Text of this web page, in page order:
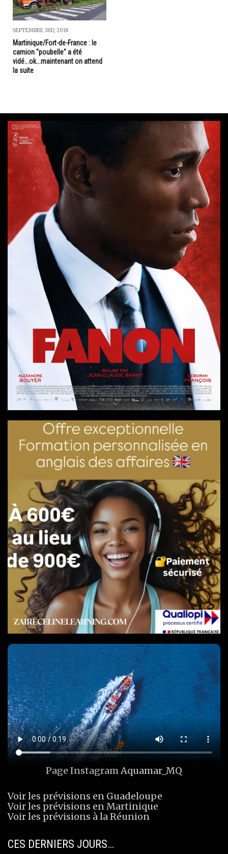
SEPTEMBRE 3RD, 2018
Martinique/Fort-de-France : le
camion "poubelle" a été
vidé...ok...maintenant on attend
la suite
Page InstagramAquamar_MQ
Voir les prévisions en Guadeloupe
Voir les prévisions en Martinique
Voir les prévisions à la Réunion
CES DERNIERS JOURS…